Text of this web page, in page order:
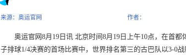
来源：奥运官网 作者：
奥运官网8月19日讯 北京时间8月19日上午10点，在首都
子排球1/4决赛的首场比赛中，世界排名第三的古巴队以3-0